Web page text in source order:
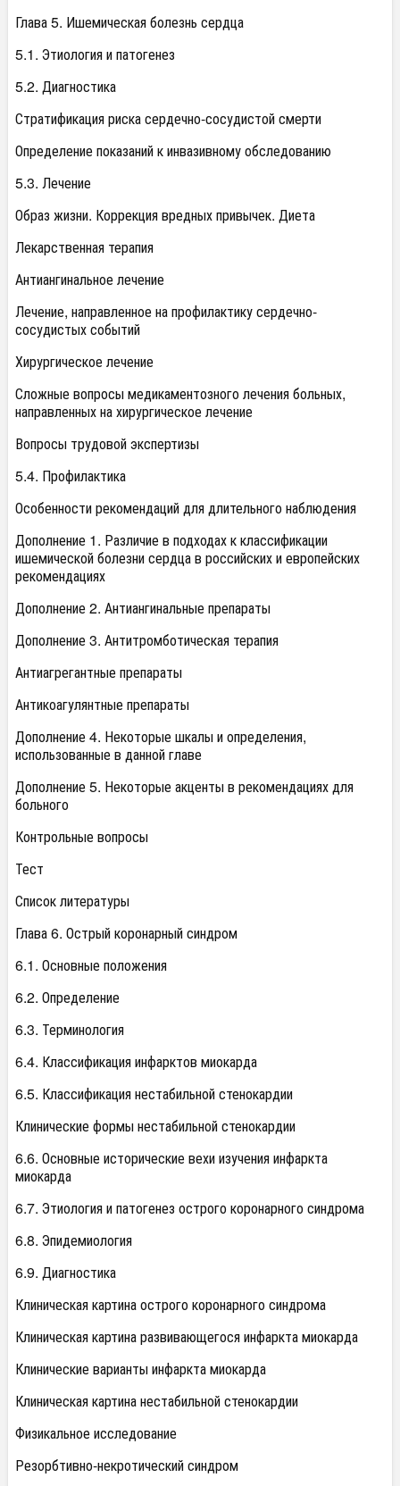
Глава 5. Ишемическая болезнь сердца
5.1. Этиология и патогенез
5.2. Диагностика
Стратификация риска сердечно-сосудистой смерти
Определение показаний к инвазивному обследованию
5.3. Лечение
Образ жизни. Коррекция вредных привычек. Диета
Лекарственная терапия
Антиангинальное лечение
Лечение, направленное на профилактику сердечно-
сосудистых событий
Хирургическое лечение
Сложные вопросы медикаментозного лечения больных,
направленных на хирургическое лечение
Вопросы трудовой экспертизы
5.4. Профилактика
Особенности рекомендаций для длительного наблюдения
Дополнение 1. Различие в подходах к классификации
ишемической болезни сердца в российских и европейских
рекомендациях
Дополнение 2. Антиангинальные препараты
Дополнение 3. Антитромботическая терапия
Антиагрегантные препараты
Антикоагулянтные препараты
Дополнение 4. Некоторые шкалы и определения,
использованные в данной главе
Дополнение 5. Некоторые акценты в рекомендациях для
больного
Контрольные вопросы
Тест
Список литературы
Глава 6. Острый коронарный синдром
6.1. Основные положения
6.2. Определение
6.3. Терминология
6.4. Классификация инфарктов миокарда
6.5. Классификация нестабильной стенокардии
Клинические формы нестабильной стенокардии
6.6. Основные исторические вехи изучения инфаркта
миокарда
6.7. Этиология и патогенез острого коронарного синдрома
6.8. Эпидемиология
6.9. Диагностика
Клиническая картина острого коронарного синдрома
Клиническая картина развивающегося инфаркта миокарда
Клинические варианты инфаркта миокарда
Клиническая картина нестабильной стенокардии
Физикальное исследование
Резорбтивно-некротический синдром